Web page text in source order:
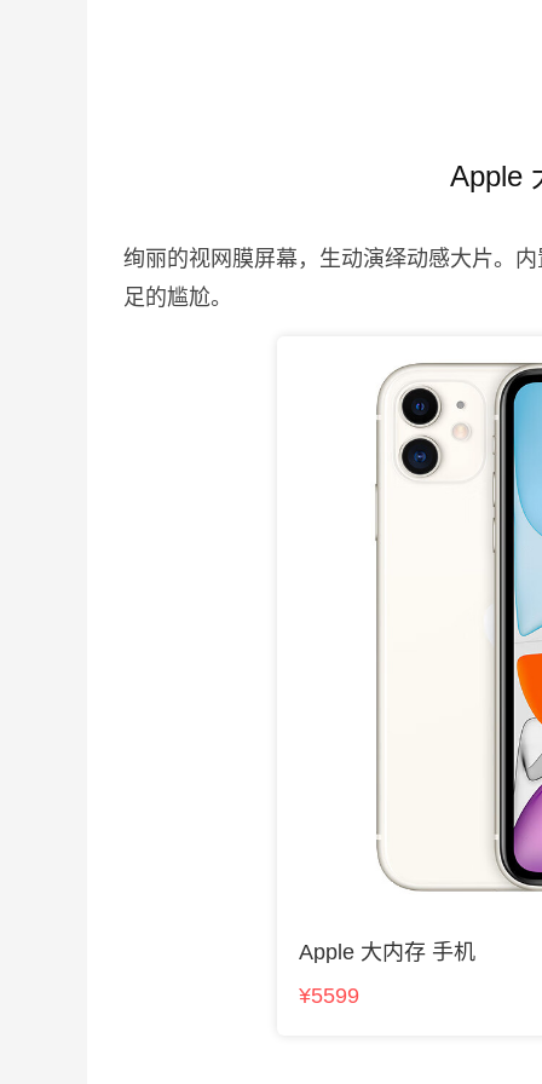
Apple
绚丽的视网膜屏幕，生动演绎动感大片。
足的尴尬。
Apple 大内存 手机
¥5599